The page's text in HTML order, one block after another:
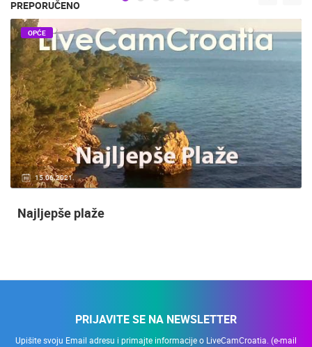
PREPORUČENO
15.06.2021.
OPĆE
Najljepše plaže
PRIJAVITE SE NA NEWSLETTER
Upišite svoju Email adresu i primajte informacije o LiveCamCroatia. (e-mail